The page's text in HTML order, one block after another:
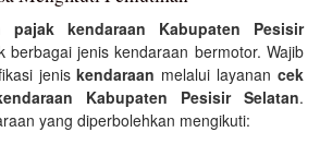
pajak kendaraan Kabupaten Pesisir
berbagai jenis kendaraan bermotor. Wajib
jeniskendaraan melalui layanancek
Kabupaten Pesisir Selatan.
yang diperbolehkan mengikuti: